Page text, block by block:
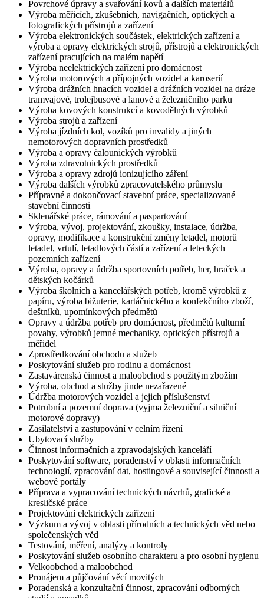
Povrchové úpravy a svařování kovů a dalších materiálů
Výroba měřicích, zkušebních, navigačních, optických a
fotografických přístrojů a zařízení
Výroba elektronických součástek, elektrických zařízení a
výroba a opravy elektrických strojů, přístrojů a elektronických
zařízení pracujících na malém napětí
Výroba neelektrických zařízení pro domácnost
Výroba motorových a přípojných vozidel a karoserií
Výroba drážních hnacích vozidel a drážních vozidel na dráze
tramvajové, trolejbusové a lanové a železničního parku
Výroba kovových konstrukcí a kovodělných výrobků
Výroba strojů a zařízení
Výroba jízdních kol, vozíků pro invalidy a jiných
nemotorových dopravních prostředků
Výroba a opravy čalounických výrobků
Výroba zdravotnických prostředků
Výroba a opravy zdrojů ionizujícího záření
Výroba dalších výrobků zpracovatelského průmyslu
Přípravné a dokončovací stavební práce, specializované
stavební činnosti
Sklenářské práce, rámování a paspartování
Výroba, vývoj, projektování, zkoušky, instalace, údržba,
opravy, modifikace a konstrukční změny letadel, motorů
letadel, vrtulí, letadlových částí a zařízení a leteckých
pozemních zařízení
Výroba, opravy a údržba sportovních potřeb, her, hraček a
dětských kočárků
Výroba školních a kancelářských potřeb, kromě výrobků z
papíru, výroba bižuterie, kartáčnického a konfekčního zboží,
deštníků, upomínkových předmětů
Opravy a údržba potřeb pro domácnost, předmětů kulturní
povahy, výrobků jemné mechaniky, optických přístrojů a
měřidel
Zprostředkování obchodu a služeb
Poskytování služeb pro rodinu a domácnost
Zastavárenská činnost a maloobchod s použitým zbožím
Výroba, obchod a služby jinde nezařazené
Údržba motorových vozidel a jejich příslušenství
Potrubní a pozemní doprava (vyjma železniční a silniční
motorové dopravy)
Zasilatelství a zastupování v celním řízení
Ubytovací služby
Činnost informačních a zpravodajských kanceláří
Poskytování software, poradenství v oblasti informačních
technologií, zpracování dat, hostingové a související činnosti a
webové portály
Příprava a vypracování technických návrhů, grafické a
kresličské práce
Projektování elektrických zařízení
Výzkum a vývoj v oblasti přírodních a technických věd nebo
společenských věd
Testování, měření, analýzy a kontroly
Poskytování služeb osobního charakteru a pro osobní hygienu
Velkoobchod a maloobchod
Pronájem a půjčování věcí movitých
Poradenská a konzultační činnost, zpracování odborných